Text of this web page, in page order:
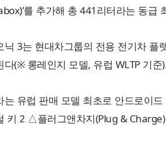
를 추가해 총 441리터라는 동급
닉 3는 현대차그룹의 전용 전기차 플
다(※ 롱레인지 모델, 유럽 WLTP 기준
는 유럽 판매 모델 최초로 안드로이
키 2 △플러그앤차지(Plug &